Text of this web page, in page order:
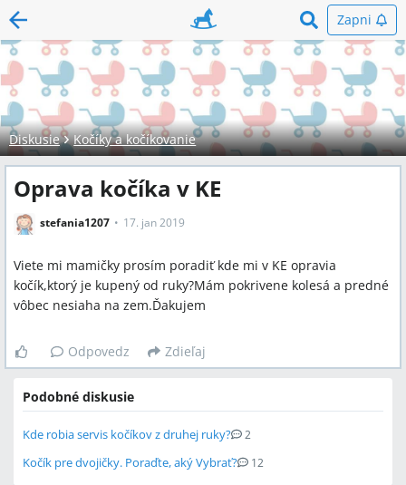
Zapni
Diskusie Kočíky a kočíkovanie
Oprava kočíka v KE
stefania1207 17. jan 2019
Viete mi mamičky prosím poradiť kde mi v KE opravia
kočík,ktorý je kupený od ruky?Mám pokrivene kolesá a predné
vôbec nesiaha na zem.Ďakujem
Odpovedz Zdieľaj
Podobné diskusie
Kde robia servis kočíkov z druhej ruky? 2
Kočík pre dvojičky. Poraďte, aký Vybrať? 12